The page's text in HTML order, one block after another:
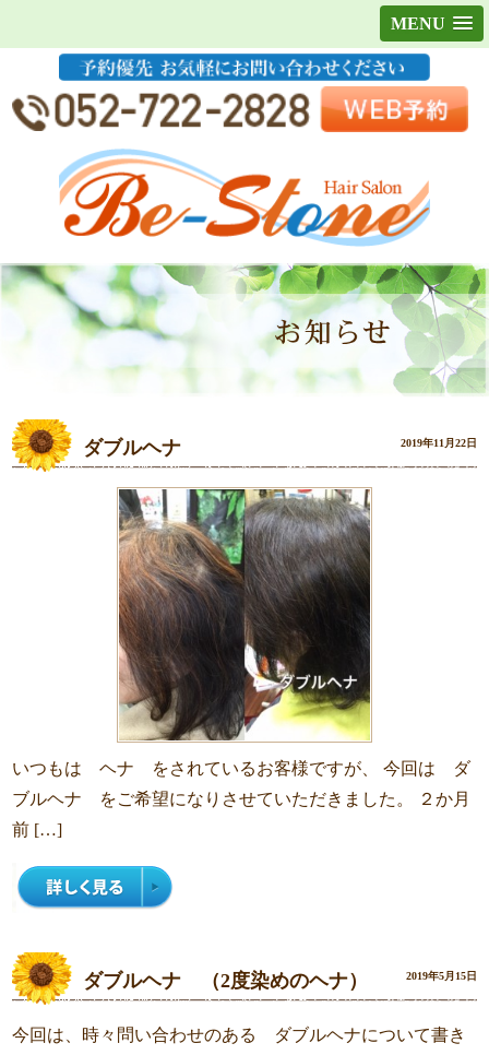
MENU
ダブルヘナ 2019年11月22日
いつもは ヘナ をされているお客様ですが、 今回は ダ
ブルヘナ をご希望になりさせていただきました。 ２か月
前 […]
ダブルヘナ （2度染めのヘナ） 2019年5月15日
今回は、時々問い合わせのある ダブルヘナについて書き